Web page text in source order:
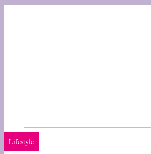
Lifestyle